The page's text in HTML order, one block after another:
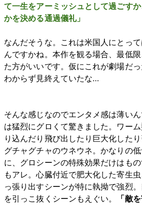
て一生をアーミッシュとして過ごす
かを決める通過儀礼」
なんだそうな。これは米国人にとっ
んですかね。本作を観る場合、最低
た方がいいです。仮にこれが劇場だ
わからず見終えていたな…
そんな感じなのでエンタメ感は薄い
は猛烈にグロくて驚きました。ワー
り込んだり飛び出したり巨大化した
グチャグチャのウネウネ。かなりの
に、グロシーンの特殊効果だけはも
もアレ。心臓付近で肥大化した寄生
っ張り出すシーンが特に執拗で強烈
を引っこ抜くシーンもえぐい。
「敵